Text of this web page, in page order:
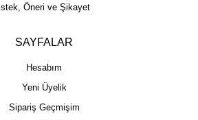
İstek, Öneri ve Şikayet
SAYFALAR
Hesabım
Yeni Üyelik
Sipariş Geçmişim